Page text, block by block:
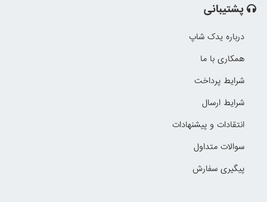
پشتیبانی
درباره یدک شاپ
همکاری با ما
شرایط پرداخت
شرایط ارسال
انتقادات و پیشنهادات
سوالات متداول
پیگیری سفارش